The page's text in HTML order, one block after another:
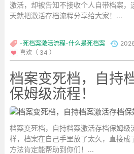
激活，却被告知不接收个人自带档案，
天就把激活存档流程分享给大家！...
-死档案激活流程-什么是死档案
喜欢（ 34 ）
档案变死档，自持
保姆级流程！
档案变死档，自持档案激活存档保姆级
样，档案在自己手里放了太久，直接成
方法肯定能帮助到你们！...